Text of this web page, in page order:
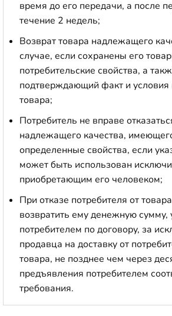
время до его передачи, а после
течение 2 недель;
Возврат товара надлежащего
случае, если сохранены его
потребительские свойства, а
подтверждающий факт и условия
товара;
Потребитель не вправе
надлежащего качества,
определенные свойства, если
может быть использован
приобретающим его человеком;
При отказе потребителя от
возвратить ему денежную сумму,
потребителем по договору, за
продавца на доставку от
товара, не позднее чем через
предъявления потребителем
требования.